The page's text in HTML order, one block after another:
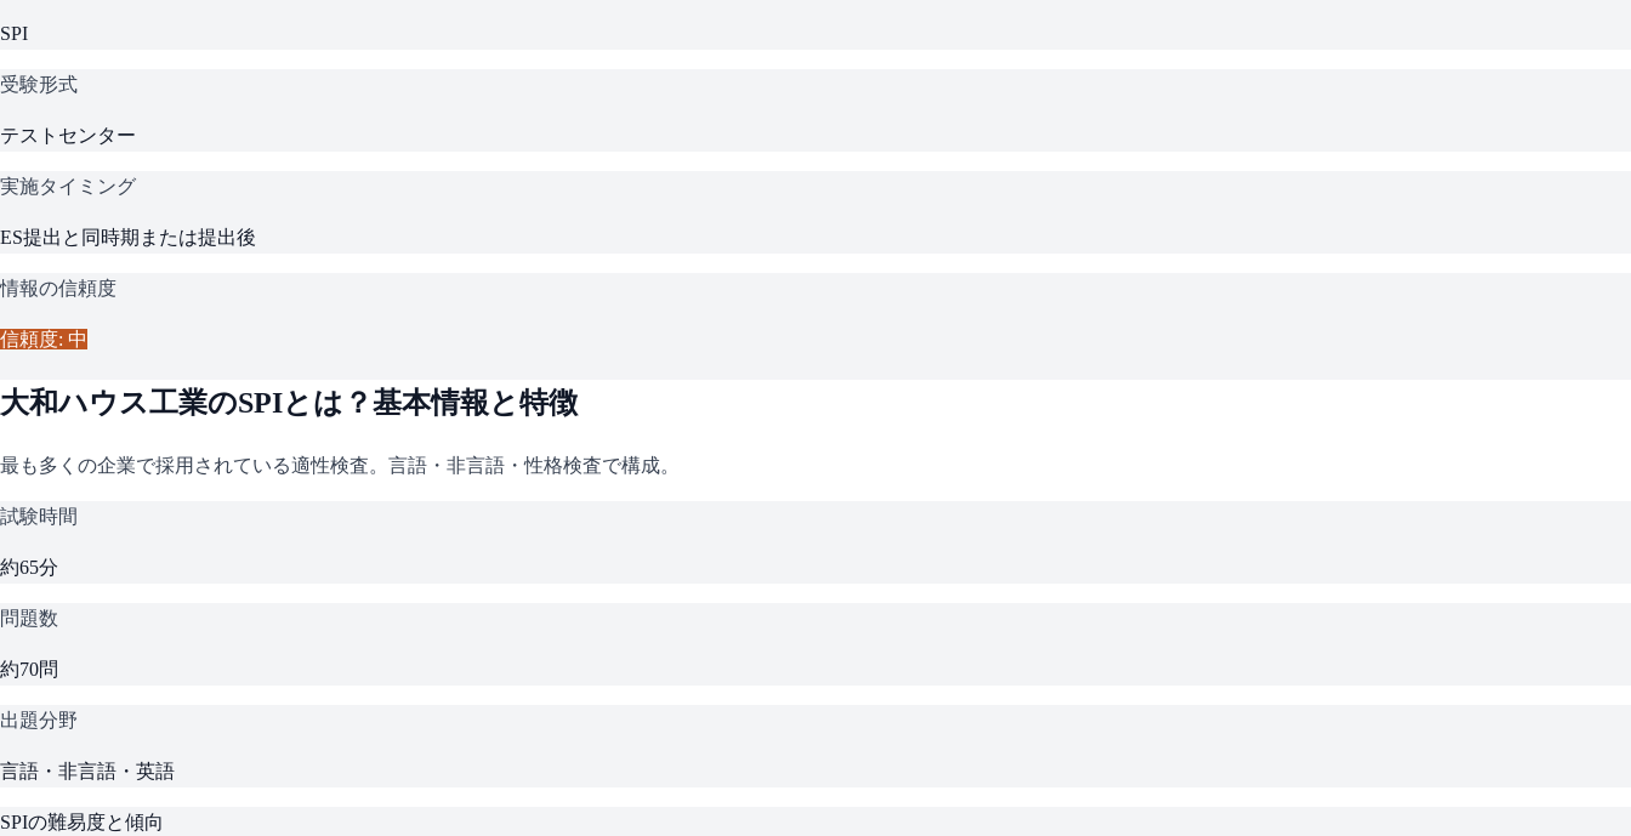
SPI
受験形式
テストセンター
実施タイミング
ES提出と同時期または提出後
情報の信頼度
信頼度: 中
大和ハウス工業のSPIとは？基本情報と特徴
最も多くの企業で採用されている適性検査。言語・非言語・性格検査で構成。
試験時間
約65分
問題数
約70問
出題分野
言語・非言語・英語
SPIの難易度と傾向